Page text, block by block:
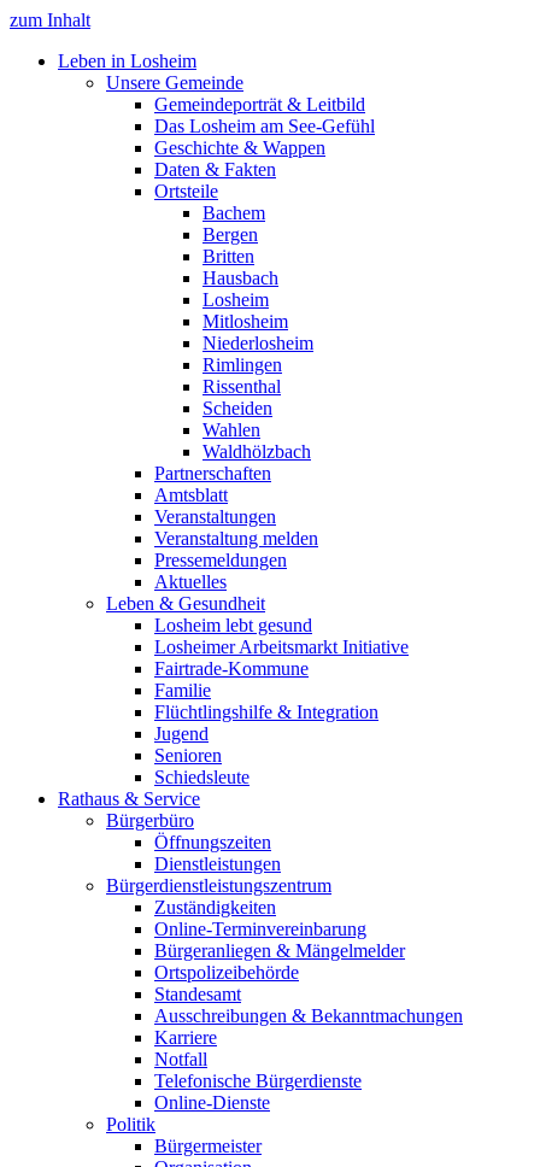
zum Inhalt
Leben in Losheim
Unsere Gemeinde
Gemeindeporträt & Leitbild
Das Losheim am See-Gefühl
Geschichte & Wappen
Daten & Fakten
Ortsteile
Bachem
Bergen
Britten
Hausbach
Losheim
Mitlosheim
Niederlosheim
Rimlingen
Rissenthal
Scheiden
Wahlen
Waldhölzbach
Partnerschaften
Amtsblatt
Veranstaltungen
Veranstaltung melden
Pressemeldungen
Aktuelles
Leben & Gesundheit
Losheim lebt gesund
Losheimer Arbeitsmarkt Initiative
Fairtrade-Kommune
Familie
Flüchtlingshilfe & Integration
Jugend
Senioren
Schiedsleute
Rathaus & Service
Bürgerbüro
Öffnungszeiten
Dienstleistungen
Bürgerdienstleistungszentrum
Zuständigkeiten
Online-Terminvereinbarung
Bürgeranliegen & Mängelmelder
Ortspolizeibehörde
Standesamt
Ausschreibungen & Bekanntmachungen
Karriere
Notfall
Telefonische Bürgerdienste
Online-Dienste
Politik
Bürgermeister